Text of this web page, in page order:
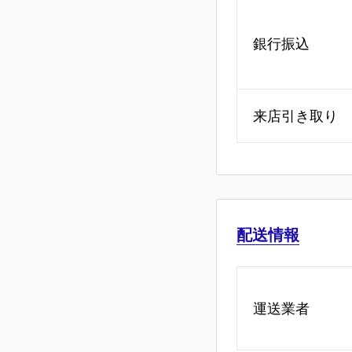
銀行振込
来店引き取り
配送情報
運送業者